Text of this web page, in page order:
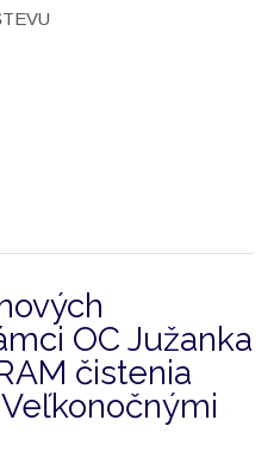
OC Južanka
čistenia